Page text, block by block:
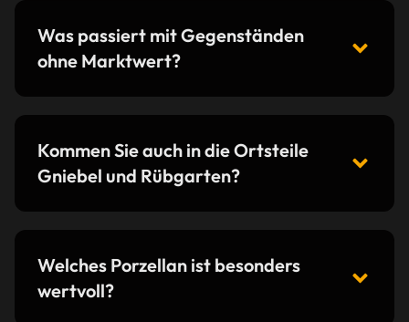
Was passiert mit Gegenständen
ohne Marktwert?
Kommen Sie auch in die Ortsteile
Gniebel und Rübgarten?
Welches Porzellan ist besonders
wertvoll?